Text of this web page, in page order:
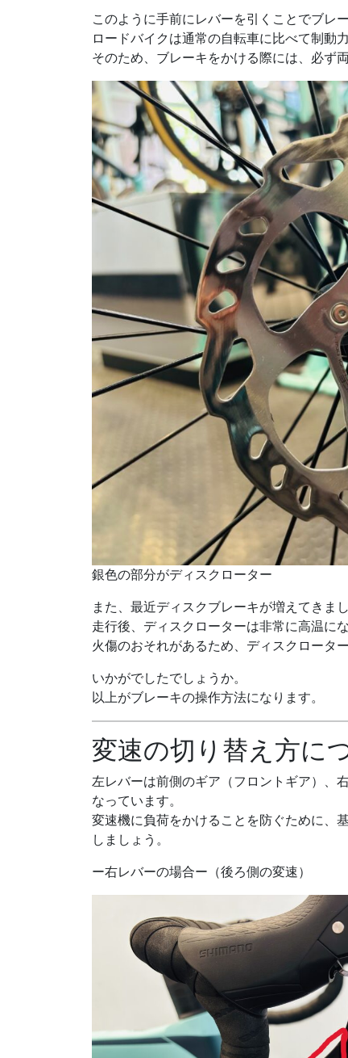
このように手前にレバーを引くことでブレ
ロードバイクは通常の自転車に比べて制動
そのため、ブレーキをかける際には、必ず
銀色の部分がディスクローター
また、最近ディスクブレーキが増えてきまし
走行後、ディスクローターは非常に高温にな
火傷のおそれがあるため、ディスクロータ
いかがでしたでしょうか。
以上がブレーキの操作方法になります。
変速の切り替え方に
左レバーは前側のギア（フロントギア）、
なっています。
変速機に負荷をかけることを防ぐために、
しましょう。
ー右レバーの場合ー（後ろ側の変速）